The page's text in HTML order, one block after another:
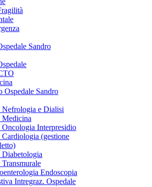
Sandro
Ospedale Sandro
e Dialisi
Interpresidio
(gestione
Endoscopia
Intregraz. Ospedale